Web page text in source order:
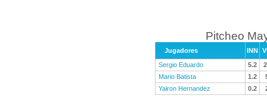
Pitcheo
Jugadores INN
Sergio Eduardo
5.2
Mario Batista
1.2
Yairon Hernandez
0.2